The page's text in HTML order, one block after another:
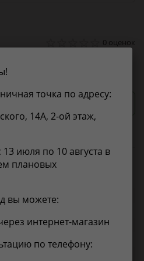
0 оценок
ABS 48)
цены и сроки
0.013689
810
точка по адресу:
14А, 2-ой этаж,
13 июля по 10 августа в
плановых
вы можете:
интернет-магазин
по телефону: